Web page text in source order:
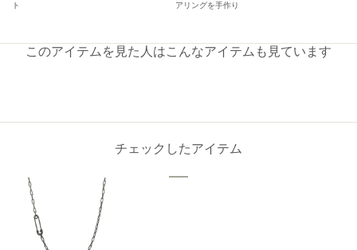
ト
アリングを手作り
このアイテムを見た人はこんなアイテムも見ています
チェックしたアイテム